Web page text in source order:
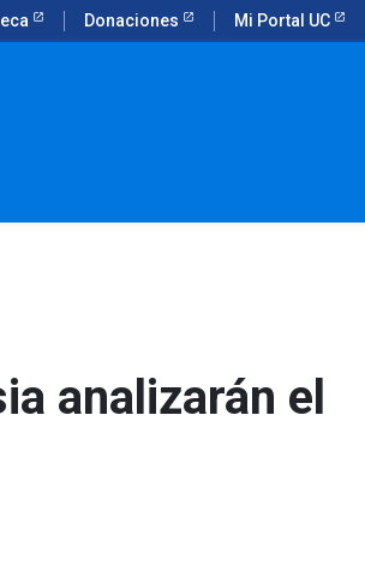
Donaciones Mi Portal UC
analizarán el